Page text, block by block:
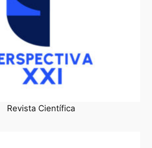
Revista Científica